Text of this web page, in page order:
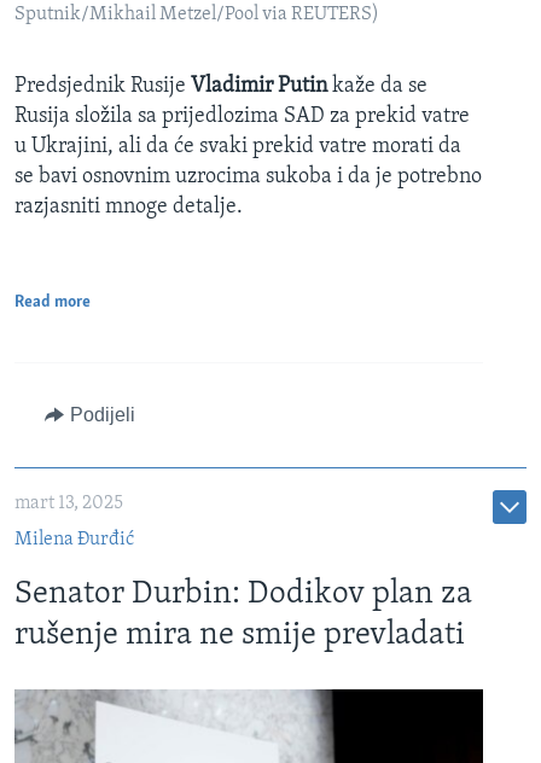
Sputnik/Mikhail Metzel/Pool via REUTERS)
Predsjednik Rusije Vladimir Putinkaže da se
Rusija složila sa prijedlozima SAD za prekid vatre
u Ukrajini, ali da će svaki prekid vatre morati da
se bavi osnovnim uzrocima sukoba i da je potrebno
razjasniti mnoge detalje.
Read more
Podijeli
mart 13, 2025
Milena Đurđić
Senator Durbin: Dodikov plan za
rušenje mira ne smije prevladati